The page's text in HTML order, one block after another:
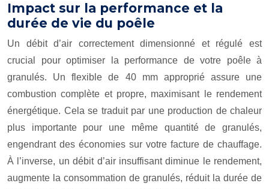
Impact sur la performance et la
durée de vie du poêle
Un débit d’air correctement dimensionné et régulé est
crucial pour optimiser la performance de votre poêle à
granulés. Un flexible de 40 mm approprié assure une
combustion complète et propre, maximisant le rendement
énergétique. Cela se traduit par une production de chaleur
plus importante pour une même quantité de granulés,
engendrant des économies sur votre facture de chauffage.
À l’inverse, un débit d’air insuffisant diminue le rendement,
augmente la consommation de granulés, réduit la durée de